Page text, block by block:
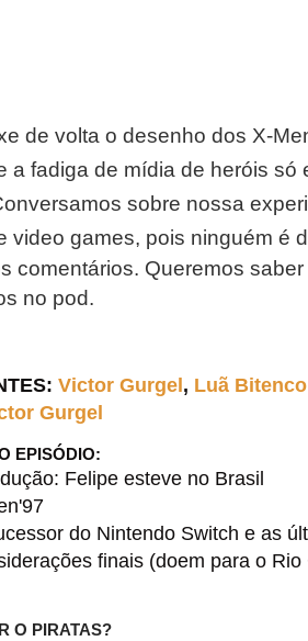
de volta o desenho dos X-
a fadiga de mídia de heróis
sobre nossa
video games, pois ninguém é
comentários. Queremos
no pod.
: Victor Gurge , Luã
Gurgel
EPISÓDIO:
: Felipe esteve no Brasil
do Nintendo Switch e as
finais (doem para o
O PIRATAS?